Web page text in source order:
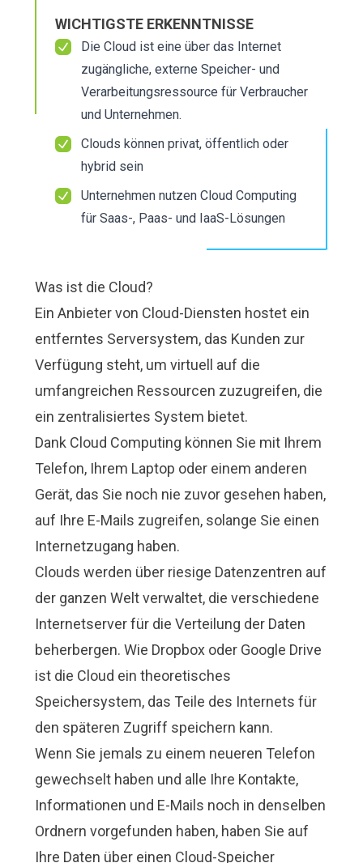
WICHTIGSTE ERKENNTNISSE
Die Cloud ist eine über das Internet
zugängliche, externe Speicher- und
Verarbeitungsressource für Verbraucher
und Unternehmen.
Clouds können privat, öffentlich oder
hybrid sein
Unternehmen nutzen Cloud Computing
für Saas-, Paas- und IaaS-Lösungen
Was ist die Cloud?
Ein Anbieter von Cloud-Diensten hostet ein
entferntes Serversystem, das Kunden zur
Verfügung steht, um virtuell auf die
umfangreichen Ressourcen zuzugreifen, die
ein zentralisiertes System bietet.
Dank Cloud Computing können Sie mit Ihrem
Telefon, Ihrem Laptop oder einem anderen
Gerät, das Sie noch nie zuvor gesehen haben,
auf Ihre E-Mails zugreifen, solange Sie einen
Internetzugang haben.
Clouds werden über riesige Datenzentren auf
der ganzen Welt verwaltet, die verschiedene
Internetserver für die Verteilung der Daten
beherbergen. Wie Dropbox oder Google Drive
ist die Cloud ein theoretisches
Speichersystem, das Teile des Internets für
den späteren Zugriff speichern kann.
Wenn Sie jemals zu einem neueren Telefon
gewechselt haben und alle Ihre Kontakte,
Informationen und E-Mails noch in denselben
Ordnern vorgefunden haben, haben Sie auf
Ihre Daten über einen Cloud-Speicher